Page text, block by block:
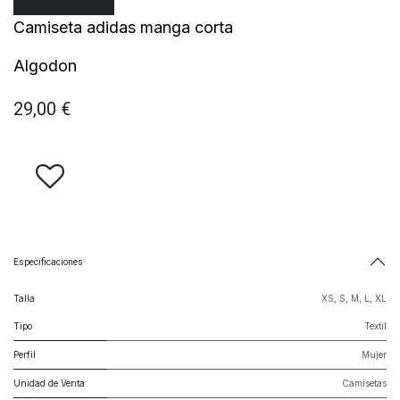
Camiseta adidas manga corta
Algodon
29,00 €
Especificaciones
Talla XS S M L XL
Tipo Textil
Perfil Mujer
Unidad de Venta Camisetas